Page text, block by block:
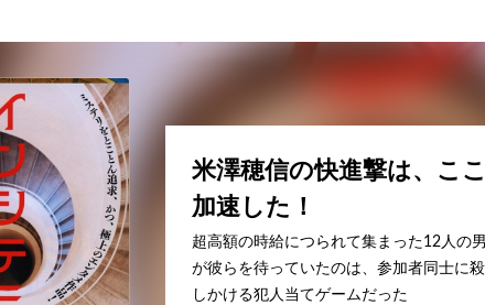
米澤穂信の快進撃は、こ
加速した！
超高額の時給につられて集まった12人の
が彼らを待っていたのは、参加者同士に
しかける犯人当てゲームだった